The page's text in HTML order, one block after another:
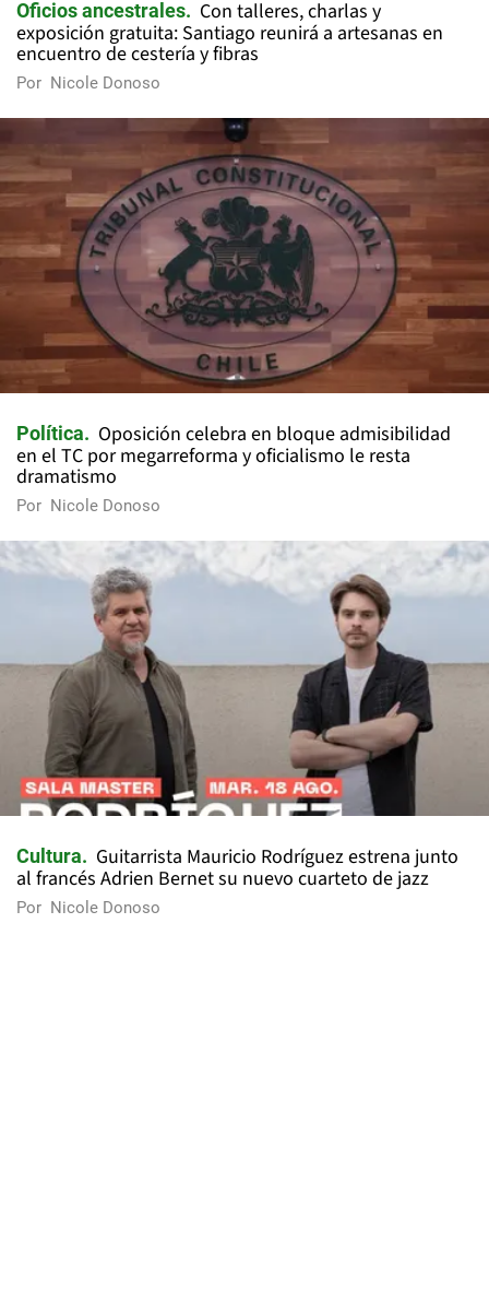
Oficios ancestrales
Con talleres, charlas y
exposición gratuita: Santiago reunirá a artesanas en
encuentro de cestería y fibras
Por Nicole Donoso
Política
Oposición celebra en bloque admisibilidad
en el TC por megarreforma y oficialismo le resta
dramatismo
Por Nicole Donoso
Cultura
Guitarrista Mauricio Rodríguez estrena junto
al francés Adrien Bernet su nuevo cuarteto de jazz
Por Nicole Donoso